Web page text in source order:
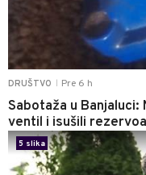
DRUŠTVO Pre 6 h
Sabotaža u
ventil i isušili
5 slika